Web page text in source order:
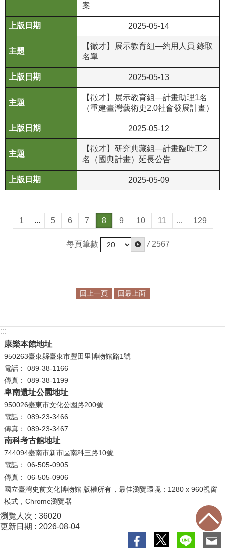
案
2025-05-14
【徵才】展示教育組—約用人員 錄取
名單
2025-05-13
【徵才】展示教育組—計畫助理1名
（重建臺灣藝術史2.0社會發展計畫）
2025-05-12
【徵才】研究典藏組—計畫臨時工2
名（國典計畫）延長公告
2025-05-09
1 ... 5 6 7 8 9 10 11 ... 129
每頁筆數 / 2567
回上一頁 回最上面
:::
康樂本館地址
950263臺東縣臺東市豐田里博物館路1號
電話： 089-38-1166
傳真： 089-38-1199
卑南遺址公園地址
950026臺東市文化公園路200號
電話： 089-23-3466
傳真： 089-23-3467
南科考古館地址
744094臺南市新市區南科三路10號
電話： 06-505-0905
傳真： 06-505-0906
國立臺灣史前文化博物館 版權所有，最佳瀏覽環境：1280 x 960視窗
模式，Chrome瀏覽器
瀏覽人次
36020
更新日期
2026-08-04